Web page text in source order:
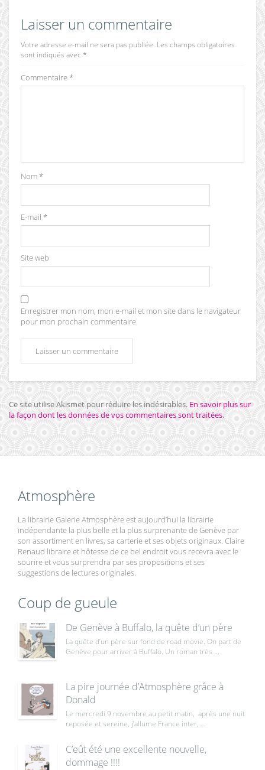
Laisser un commentaire
Votre adresse e-mail ne sera pas publiée. Les champs obligatoires
sont indiqués avec *
Commentaire*
Nom*
E-mail *
Site web
Enregistrer mon nom, mon e-mail et mon site dans le navigateur
pour mon prochain commentaire.
Ce site utilise Akismet pour réduire les indésirables. En savoir plus sur
la façon dont les données de vos commentaires sont traitées.
Atmosphère
La librairie Galerie Atmosphère est aujourd’hui la librairie
indépendante la plus belle et la plus surprenante de Genève par
son assortiment en livres, sa carterie et ses objets originaux. Claire
Renaud libraire et hôtesse de ce bel endroit vous recevra avec le
sourire et vous surprendra par ses propositions et ses
suggestions de lectures originales.
Coup de gueule
De Genève à Buffalo, la quête d’un père
La quête d’un père sur fond de road movie. On part de
Genève pour arriver à Buffalo. Un roman très ...
La pire journée d’Atmosphère grâce à
Donald
Le mercredi 9 novembre au petit matin, après une nuit
reposée et sereine, j’allume France inter, ...
C’eût été une excellente nouvelle,
dommage !!!!